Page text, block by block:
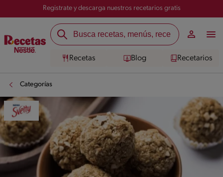
Registrate y descarga nuestros recetarios gratis
Recetas Blog Recetarios
Categorías